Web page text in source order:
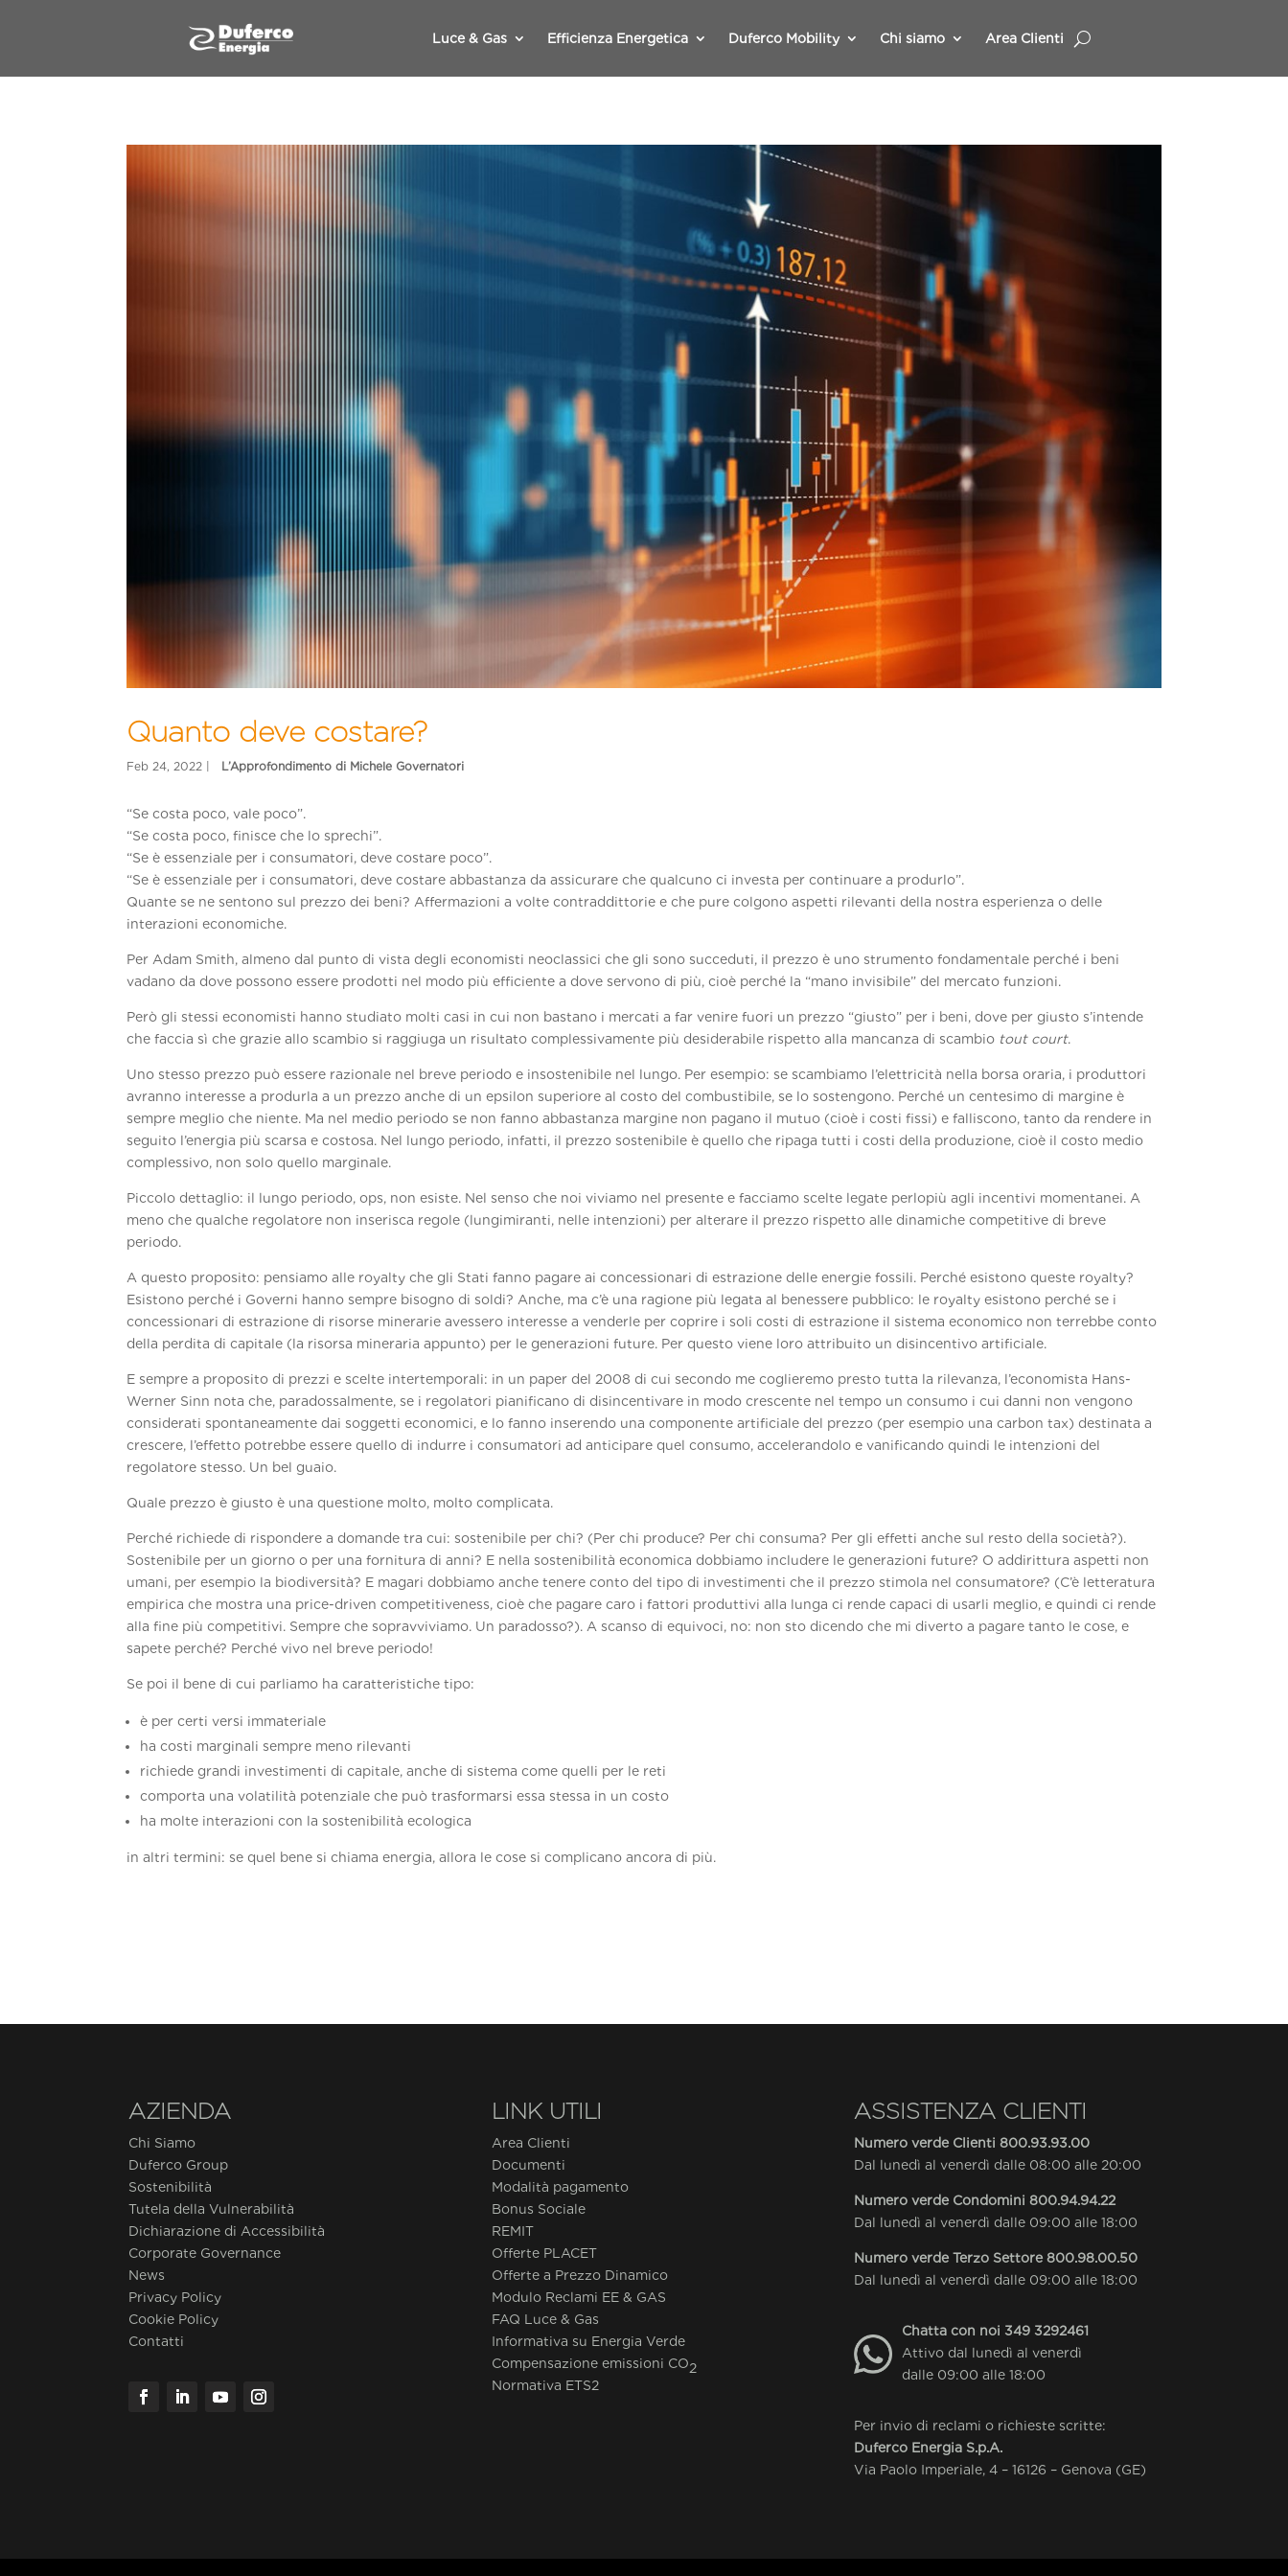
Luce & Gas Efficienza Energetica Duferco Mobility Chi siamo Area Clienti
Quanto deve costare?
“Se costa poco, vale poco”.
“Se costa poco, finisce che lo sprechi”.
“Se è essenziale per i consumatori, deve costare poco”.
“Se è essenziale per i consumatori, deve costare abbastanza da assicurare che qualcuno ci investa per continuare a produrlo”.
Quante se ne sentono sul prezzo dei beni? Affermazioni a volte contraddittorie e che pure colgono aspetti rilevanti della nostra esperienza o delle
interazioni economiche.
Per Adam Smith, almeno dal punto di vista degli economisti neoclassici che gli sono succeduti, il prezzo è uno strumento fondamentale perché i beni
vadano da dove possono essere prodotti nel modo più efficiente a dove servono di più, cioè perché la “mano invisibile” del mercato funzioni.
Però gli stessi economisti hanno studiato molti casi in cui non bastano i mercati a far venire fuori un prezzo “giusto” per i beni, dove per giusto s’intende
che faccia sì che grazie allo scambio si raggiuga un risultato complessivamente più desiderabile rispetto alla mancanza di scambio tout court.
Uno stesso prezzo può essere razionale nel breve periodo e insostenibile nel lungo. Per esempio: se scambiamo l’elettricità nella borsa oraria, i produttori
avranno interesse a produrla a un prezzo anche di un epsilon superiore al costo del combustibile, se lo sostengono. Perché un centesimo di margine è
sempre meglio che niente. Ma nel medio periodo se non fanno abbastanza margine non pagano il mutuo (cioè i costi fissi) e falliscono, tanto da rendere in
seguito l’energia più scarsa e costosa. Nel lungo periodo, infatti, il prezzo sostenibile è quello che ripaga tutti i costi della produzione, cioè il costo medio
complessivo, non solo quello marginale.
Piccolo dettaglio: il lungo periodo, ops, non esiste. Nel senso che noi viviamo nel presente e facciamo scelte legate perlopiù agli incentivi momentanei. A
meno che qualche regolatore non inserisca regole (lungimiranti, nelle intenzioni) per alterare il prezzo rispetto alle dinamiche competitive di breve
periodo.
A questo proposito: pensiamo alle royalty che gli Stati fanno pagare ai concessionari di estrazione delle energie fossili. Perché esistono queste royalty?
Esistono perché i Governi hanno sempre bisogno di soldi? Anche, ma c’è una ragione più legata al benessere pubblico: le royalty esistono perché se i
concessionari di estrazione di risorse minerarie avessero interesse a venderle per coprire i soli costi di estrazione il sistema economico non terrebbe conto
della perdita di capitale (la risorsa mineraria appunto) per le generazioni future. Per questo viene loro attribuito un disincentivo artificiale.
E sempre a proposito di prezzi e scelte intertemporali: in un paper del 2008 di cui secondo me coglieremo presto tutta la rilevanza, l’economista Hans-
Werner Sinn nota che, paradossalmente, se i regolatori pianificano di disincentivare in modo crescente nel tempo un consumo i cui danni non vengono
considerati spontaneamente dai soggetti economici, e lo fanno inserendo una componente artificiale del prezzo (per esempio una carbon tax) destinata a
crescere, l’effetto potrebbe essere quello di indurre i consumatori ad anticipare quel consumo, accelerandolo e vanificando quindi le intenzioni del
regolatore stesso. Un bel guaio.
Quale prezzo è giusto è una questione molto, molto complicata.
Perché richiede di rispondere a domande tra cui: sostenibile per chi? (Per chi produce? Per chi consuma? Per gli effetti anche sul resto della società?).
Sostenibile per un giorno o per una fornitura di anni? E nella sostenibilità economica dobbiamo includere le generazioni future? O addirittura aspetti non
umani, per esempio la biodiversità? E magari dobbiamo anche tenere conto del tipo di investimenti che il prezzo stimola nel consumatore? (C’è letteratura
empirica che mostra una price-driven competitiveness, cioè che pagare caro i fattori produttivi alla lunga ci rende capaci di usarli meglio, e quindi ci rende
alla fine più competitivi. Sempre che sopravviviamo. Un paradosso?). A scanso di equivoci, no: non sto dicendo che mi diverto a pagare tanto le cose, e
sapete perché? Perché vivo nel breve periodo!
Se poi il bene di cui parliamo ha caratteristiche tipo:
è per certi versi immateriale
ha costi marginali sempre meno rilevanti
richiede grandi investimenti di capitale, anche di sistema come quelli per le reti
comporta una volatilità potenziale che può trasformarsi essa stessa in un costo
ha molte interazioni con la sostenibilità ecologica
in altri termini: se quel bene si chiama energia, allora le cose si complicano ancora di più.
AZIENDA
Chi Siamo
Duferco Group
Sostenibilità
Tutela della Vulnerabilità
Dichiarazione di Accessibilità
Corporate Governance
News
Privacy Policy
Cookie Policy
Contatti
LINK UTILI
Area Clienti
Documenti
Modalità pagamento
Bonus Sociale
REMIT
Offerte PLACET
Offerte a Prezzo Dinamico
Modulo Reclami EE & GAS
FAQ Luce & Gas
Informativa su Energia Verde
Compensazione emissioni CO2
Normativa ETS2
ASSISTENZA CLIENTI
Numero verde Clienti 800.93.93.00
Dal lunedì al venerdì dalle 08:00 alle 20:00
Numero verde Condomini 800.94.94.22
Dal lunedì al venerdì dalle 09:00 alle 18:00
Numero verde Terzo Settore 800.98.00.50
Dal lunedì al venerdì dalle 09:00 alle 18:00
Chatta con noi 349 3292461
Attivo dal lunedì al venerdì
dalle 09:00 alle 18:00
Per invio di reclami o richieste scritte:
Duferco Energia S.p.A.
Via Paolo Imperiale, 4 – 16126 – Genova (GE)